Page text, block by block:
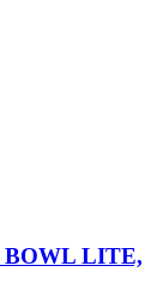
BOWL LITE,